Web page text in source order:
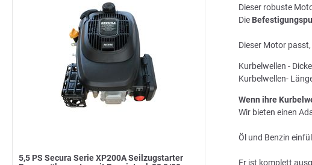
5,5 PS Secura Serie XP200A Seilzugstarter
Dieser robuste
Die
Dieser Motor
Kurbelwellen -
Kurbelwellen-
Wenn ihre
Wir bieten einen
Öl und Benzin
Er ist komplett